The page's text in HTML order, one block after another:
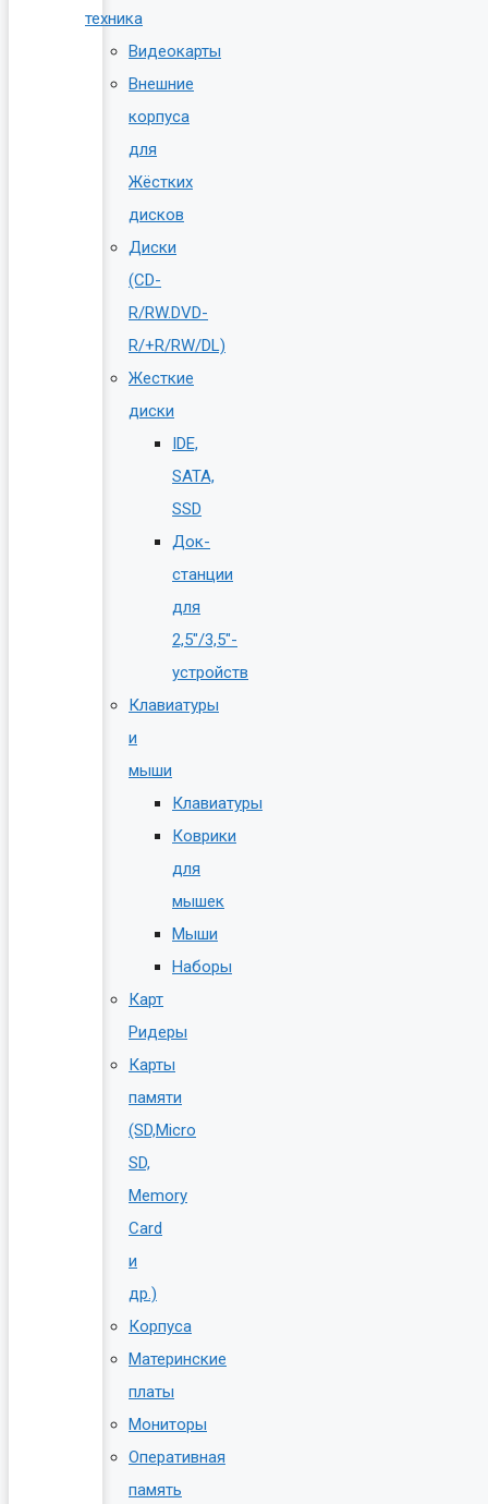
техника
Видеокарты
Внешние
корпуса
для
Жёстких
дисков
Диски
(CD-
R/RW.DVD-
R/+R/RW/DL)
Жесткие
диски
IDE,
SATA,
SSD
Док-
станции
для
2,5″/3,5″-
устройств
Клавиатуры
и
мыши
Клавиатуры
Коврики
для
мышек
Мыши
Наборы
Карт
Ридеры
Карты
памяти
(SD,Micro
SD,
Memory
Card
и
др.)
Корпуса
Материнские
платы
Мониторы
Оперативная
память